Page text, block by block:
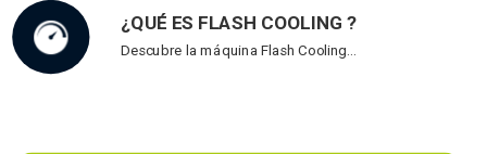
¿QUÉ ES FLASH COOLING ?
Descubre la máquina Flash Cooling…